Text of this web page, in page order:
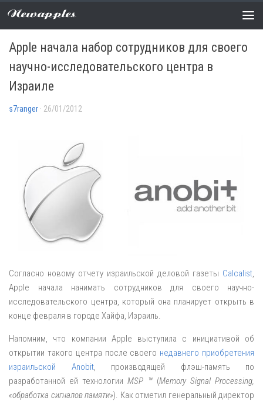
Newapples
НОВОСТИ 0 COMMENTS
Apple начала набор сотрудников для своего
научно-исследовательского центра в
Израиле
s7ranger · 26/01/2012
Согласно новому отчету израильской деловой газеты Calcalist
Apple начала нанимать сотрудников для своего научно-
исследовательского центра, который она планирует открыть в
конце февраля в городе Хайфа, Израиль.
Напомним, что компании Apple выступила с инициативой об
открытии такого центра после своего недавнего приобретения
израильской Anobit, производящей флэш-память по
разработанной ей технологииMSP ™(Memory Signal Processing,
«обработка сигналов памяти»). Как отметил генеральный директор